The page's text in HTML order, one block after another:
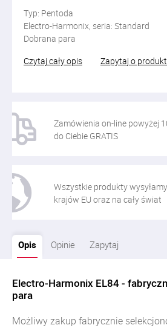
Typ: Pentoda
Electro-Harmonix, seria: Standard
Dobrana para
Czytaj cały opis
Zapytaj o produkt
Zamówienia on-line powyżej
do Ciebie GRATIS
Wszystkie produkty
krajów EU oraz na cały świat
Opis Opinie Zapytaj
Electro-Harmonix EL84 -
para
Możliwy zakup fabrycznie